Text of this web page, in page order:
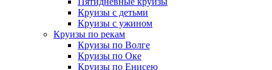
Круизы с детьми
Круизы с ужином
Круизы по рекам
Круизы по Волге
Круизы по Оке
Круизы по Енисею